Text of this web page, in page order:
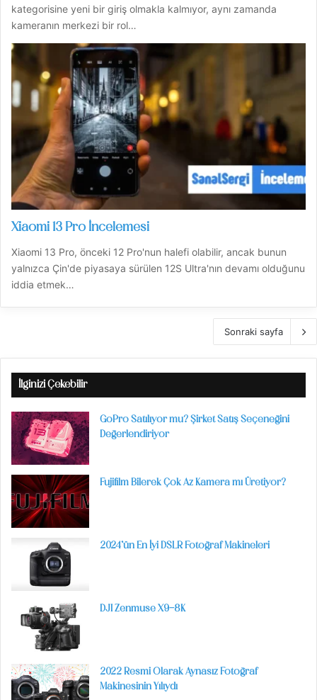
kategorisine yeni bir giriş olmakla kalmıyor, aynı zamanda
kameranın merkezi bir rol…
Xiaomi 13 Pro İncelemesi
Xiaomi 13 Pro, önceki 12 Pro'nun halefi olabilir, ancak bunun
yalnızca Çin'de piyasaya sürülen 12S Ultra'nın devamı olduğunu
iddia etmek…
Sonraki sayfa
İlginizi Çekebilir
GoPro Satılıyor mu? Şirket Satış Seçeneğini
Değerlendiriyor
Fujifilm Bilerek Çok Az Kamera mı Üretiyor?
2024’ün En İyi DSLR Fotoğraf Makineleri
DJI Zenmuse X9-8K
2022 Resmi Olarak Aynasız Fotoğraf
Makinesinin Yılıydı